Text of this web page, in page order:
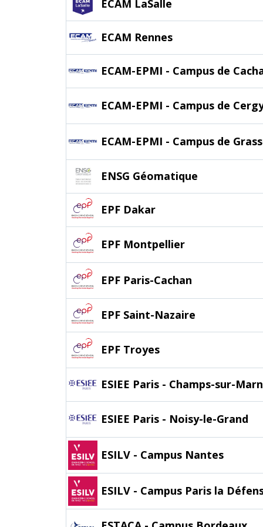
ECAM LaSalle
ECAM Rennes
ECAM-EPMI - Campus de
ECAM-EPMI - Campus de
ECAM-EPMI - Campus de
ENSG Géomatique
EPF Dakar
EPF Montpellier
EPF Paris-Cachan
EPF Saint-Nazaire
EPF Troyes
ESIEE Paris - Champs-sur-
ESIEE Paris - Noisy-le-Grand
ESILV - Campus Nantes
ESILV - Campus Paris la